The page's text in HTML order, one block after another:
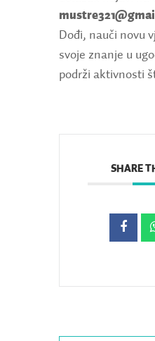
Dođi, nauči novu
svoje znanje u
podrži aktivnosti
SHARE